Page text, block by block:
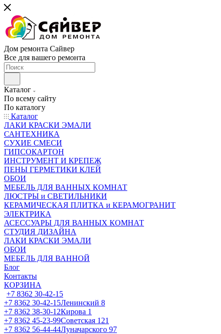
Дом ремонта Сайвер
Все для вашего ремонта
Каталог
По всему сайту
По каталогу
Каталог
ЛАКИ КРАСКИ ЭМАЛИ
САНТЕХНИКА
СУХИЕ СМЕСИ
ГИПСОКАРТОН
ИНСТРУМЕНТ И КРЕПЕЖ
ПЕНЫ ГЕРМЕТИКИ КЛЕЙ
ОБОИ
МЕБЕЛЬ ДЛЯ ВАННЫХ КОМНАТ
ЛЮСТРЫ и СВЕТИЛЬНИКИ
КЕРАМИЧЕСКАЯ ПЛИТКА и КЕРАМОГРАНИТ
ЭЛЕКТРИКА
АСЕССУАРЫ ДЛЯ ВАННЫХ КОМНАТ
СТУДИЯ ДИЗАЙНА
ЛАКИ КРАСКИ ЭМАЛИ
ОБОИ
МЕБЕЛЬ ДЛЯ ВАННОЙ
Блог
Контакты
КОРЗИНА
+7 8362 30-42-15
+7 8362 30-42-15Ленинский 8
+7 8362 38-30-12Кирова 1
+7 8362 45-23-99Советская 121
+7 8362 56-44-44Луначарского 97